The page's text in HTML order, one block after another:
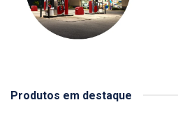
Produtos em destaque